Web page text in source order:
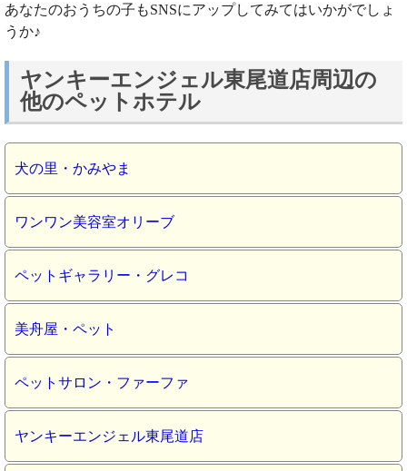
あなたのおうちの子もSNSにアップしてみてはいかがでしょ
うか♪
ヤンキーエンジェル東尾道店周辺の
他のペットホテル
犬の里・かみやま
ワンワン美容室オリーブ
ペットギャラリー・グレコ
美舟屋・ペット
ペットサロン・ファーファ
ヤンキーエンジェル東尾道店